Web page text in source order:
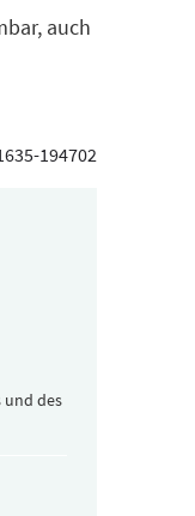
auch
194702
und des